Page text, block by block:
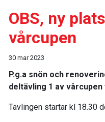
OBS, ny
vårcupen
30 mar 2023
P.g.a snön och
deltävling 1 av
Tävlingen startar kl 18.30